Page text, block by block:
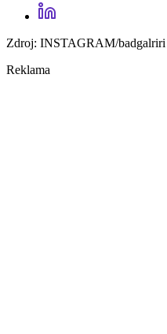
Zdroj: INSTAGRAM/badgalriri
Reklama